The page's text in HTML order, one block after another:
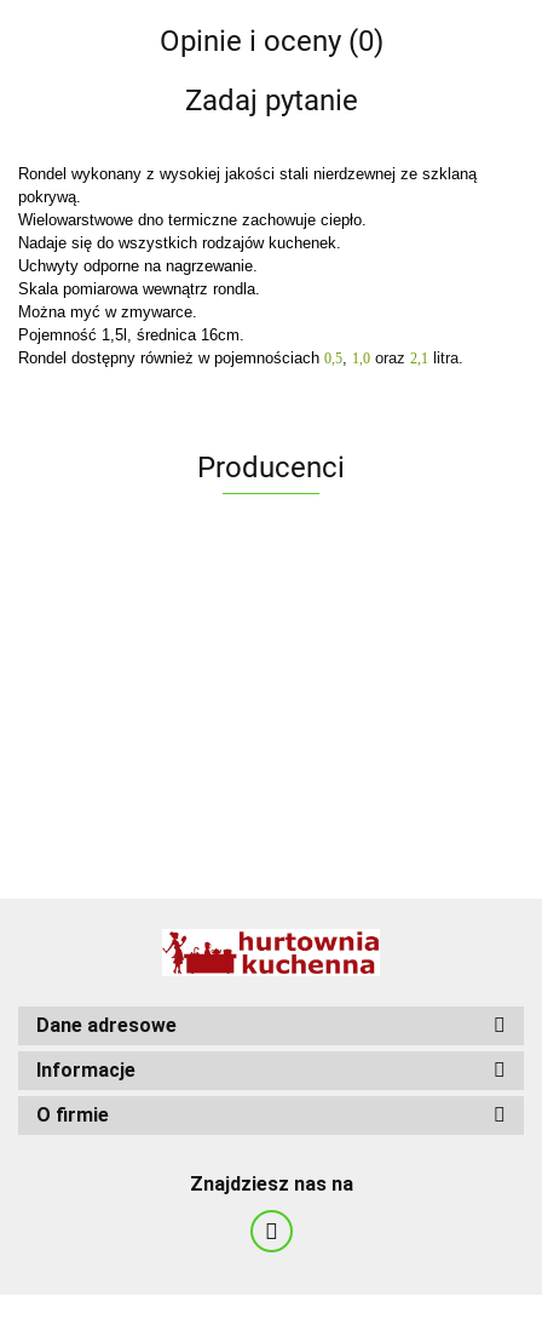
Opinie i oceny (0)
Zadaj pytanie
Rondel wykonany z wysokiej jakości stali nierdzewnej ze szklaną
pokrywą.
Wielowarstwowe dno termiczne zachowuje ciepło.
Nadaje się do wszystkich rodzajów kuchenek.
Uchwyty odporne na nagrzewanie.
Skala pomiarowa wewnątrz rondla.
Można myć w zmywarce.
Pojemność 1,5l, średnica 16cm.
Rondel dostępny również w pojemnościach 0,5 1,0 oraz 2,1 litra.
Producenci
Dane adresowe
Informacje
O firmie
Znajdziesz nas na